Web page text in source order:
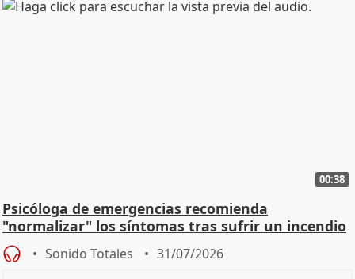
00:38
Psicóloga de emergencias recomienda
"normalizar" los síntomas tras sufrir un incendio
Sonido Totales 31/07/2026